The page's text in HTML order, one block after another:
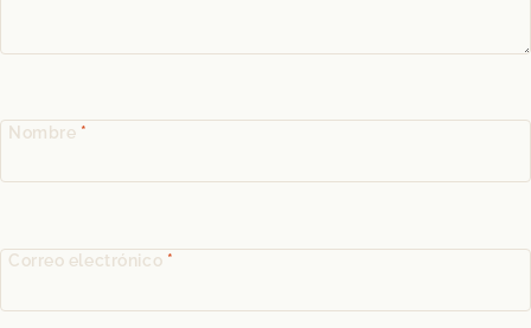
Nombre *
Correo electrónico *